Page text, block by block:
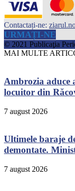
Contactați-ne:
URMAȚI-NE
© 2021 Publicaţia
MAI MULTE
Ambrozia aduce
locuitor din
7 august 2026
Ultimele baraje
demontate.
7 august 2026